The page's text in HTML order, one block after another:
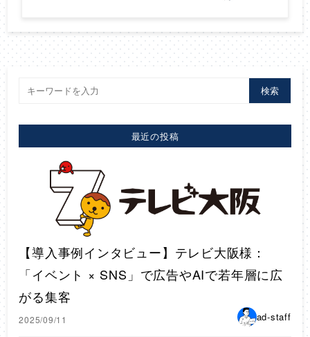
検索
最近の投稿
【導入事例インタビュー】テレビ大阪様：
「イベント × SNS」で広告やAIで若年層に広
がる集客
2025/09/11 ad-staff